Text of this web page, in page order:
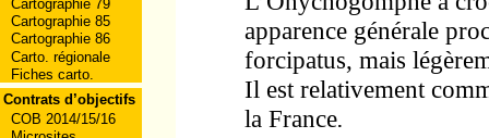
Cartographie 79
Cartographie 85
Cartographie 86
Carto. régionale
Fiches carto.
Contrats d’objectifs
COB 2014/15/16
apparence générale
forcipatus, mais
Il est relativement
la France.